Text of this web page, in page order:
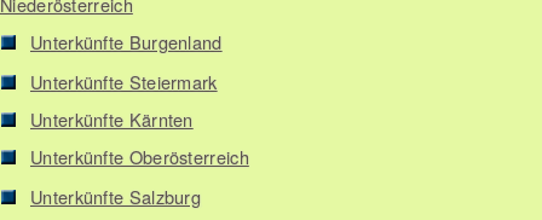
Unterkünfte Burgenland
Unterkünfte Steiermark
Unterkünfte Kärnten
Unterkünfte Oberösterreich
Unterkünfte Salzburg